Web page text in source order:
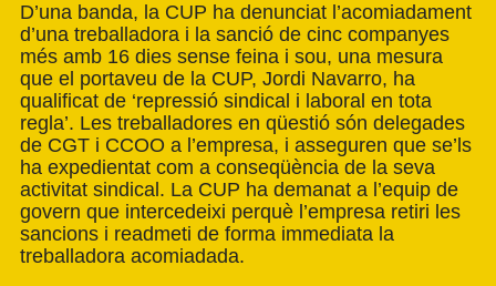
D’una banda, la CUP ha denunciat l’acomiadament
d’una treballadora i la sanció de cinc companyes
més amb 16 dies sense feina i sou, una mesura
que el portaveu de la CUP, Jordi Navarro, ha
qualificat de ‘repressió sindical i laboral en tota
regla’. Les treballadores en qüestió són delegades
de CGT i CCOO a l’empresa, i asseguren que se’ls
ha expedientat com a conseqüència de la seva
activitat sindical. La CUP ha demanat a l’equip de
govern que intercedeixi perquè l’empresa retiri les
sancions i readmeti de forma immediata la
treballadora acomiadada.